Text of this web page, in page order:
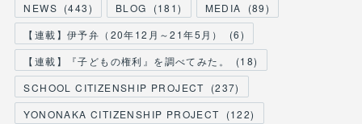
NEWS (443) BLOG (181) MEDIA (89)
【連載】伊予弁（20年12月～21年5月）
(6)
【連載】『子どもの権利』を調べてみた。
(18)
SCHOOL CITIZENSHIP PROJECT
(237)
YONONAKA CITIZENSHIP PROJECT
(122)